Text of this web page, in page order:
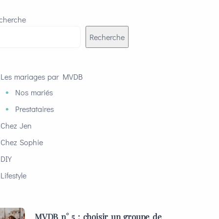
Recherche
Les mariages par MVDB
Nos mariés
Prestataires
Chez Jen
Chez Sophie
DIY
Lifestyle
MVDB n° 5 : choisir un groupe de